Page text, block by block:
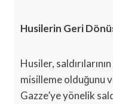
Husilerin Geri
Husiler,
misilleme olduğunu
Gazze’ye yönelik